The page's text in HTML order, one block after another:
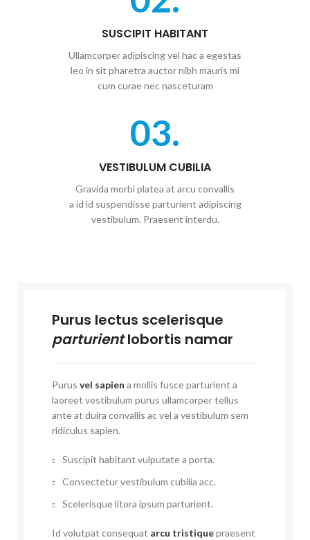
SUSCIPIT HABITANT
Ullamcorper adipiscing vel hac a egestas
leo in sit pharetra auctor nibh mauris mi
cum curae nec nasceturam
03.
VESTIBULUM CUBILIA
Gravida morbi platea at arcu convallis
a id id suspendisse parturient adipiscing
vestibulum. Praesent interdu.
Purus lectus scelerisque
parturientlobortis namar
Purus vel sapien a mollis fusce parturient a
laoreet vestibulum purus ullamcorper tellus
ante at duira convallis ac vel a vestibulum sem
ridiculus sapien.
Suscipit habitant vulputate a porta.
Consectetur vestibulum cubilia acc.
Scelerisque litora ipsum parturient.
Id volutpat consequat arcu tristiquepraesent